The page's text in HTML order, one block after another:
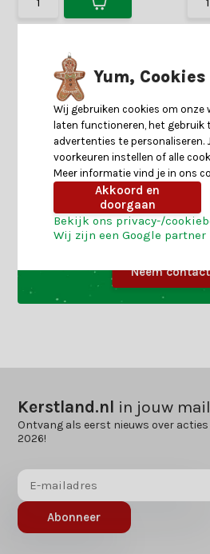
Neem
Kerstland.nl in jouw
Ontvang als eerst nieuws over
2026!
Abonneer
Yum, Cookies
Wij gebruiken cookies om onze
laten functioneren, het gebruik
advertenties te personaliseren.
voorkeuren instellen of alle
Meer informatie vind je in ons
Akkoord en
doorgaan
Bekijk ons privacy-/
Wij zijn een Google partner